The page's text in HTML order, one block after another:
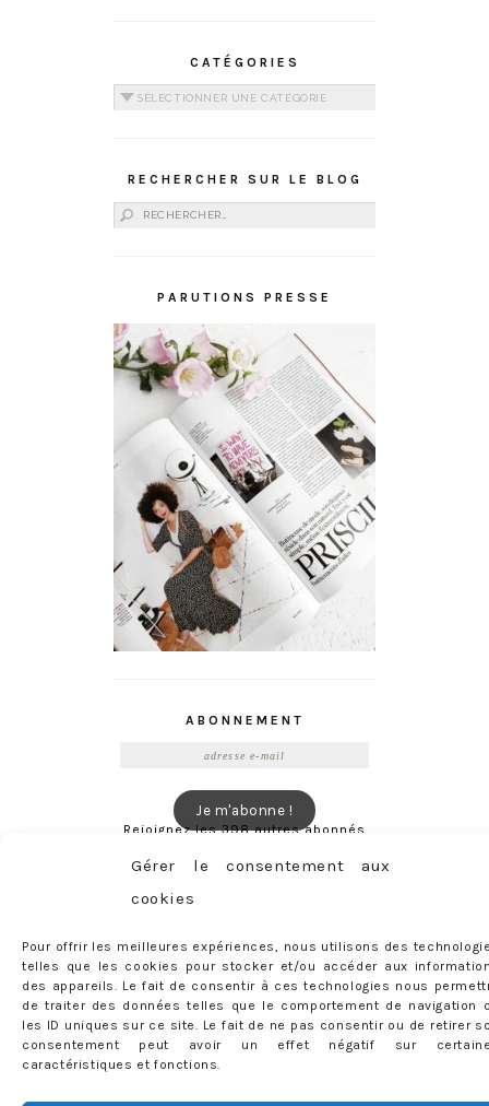
Gérer le consentement aux
cookies
Pour offrir les meilleures expériences, nous utilisons des
telles que les cookies pour stocker et/ou accéder aux
des appareils. Le fait de consentir à ces technologies nous
de traiter des données telles que le comportement de navigation
les ID uniques sur ce site. Le fait de ne pas consentir ou de retirer
consentement peut avoir un effet négatif sur
caractéristiques et fonctions.
CATÉGORIES
Catégories
RECHERCHER SUR LE BLOG
Rechercher :
PARUTIONS PRESSE
ABONNEMENT
Je m'abonne !
Rejoignez les 398 autres abonnés
mercredie © 2026 All Rights Reserved